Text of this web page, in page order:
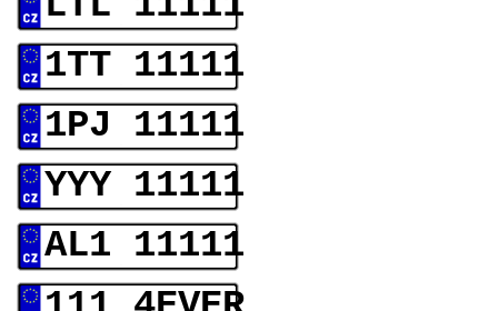
1TT 11111
1PJ 11111
YYY 11111
AL1 11111